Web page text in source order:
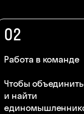
02
Работа в команде
Чтобы
и найти